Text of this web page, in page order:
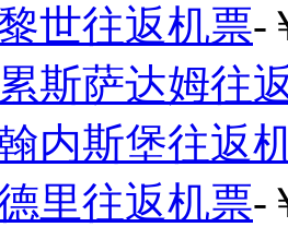
世往返机票-
斯萨达姆往
内斯堡往返
里往返机票-